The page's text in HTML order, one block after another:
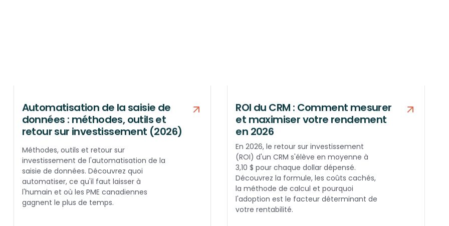
Automatisation de la saisie de
données : méthodes, outils et
retour sur investissement (2026)
Méthodes, outils et retour sur
investissement de l'automatisation de la
saisie de données. Découvrez quoi
automatiser, ce qu'il faut laisser à
l'humain et où les PME canadiennes
gagnent le plus de temps.
ROI du CRM : Comment mesurer
et maximiser votre rendement
en 2026
En 2026, le retour sur investissement
(ROI) d'un CRM s'élève en moyenne à
3,10 $ pour chaque dollar dépensé.
Découvrez la formule, les coûts cachés,
la méthode de calcul et pourquoi
l'adoption est le facteur déterminant de
votre rentabilité.